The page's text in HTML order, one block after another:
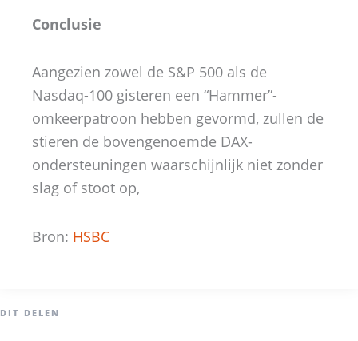
Conclusie
Aangezien zowel de S&P 500 als de
Nasdaq-100 gisteren een “Hammer”-
omkeerpatroon hebben gevormd, zullen de
stieren de bovengenoemde DAX-
ondersteuningen waarschijnlijk niet zonder
slag of stoot op,
Bron: HSBC